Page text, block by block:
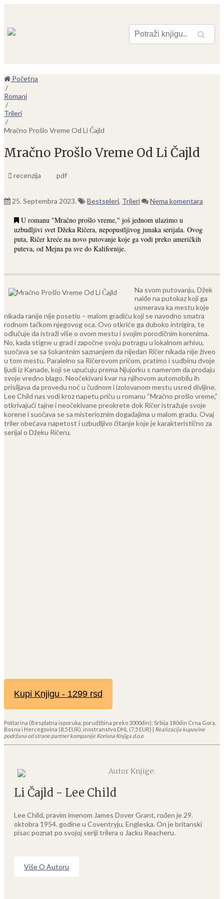
Pretraga
Početna
/
Romani
/
Trileri
/
Mračno Prošlo Vreme Od Li Čajld
Mračno Prošlo Vreme Od Li Čajld
recenzija pdf
25. Septembra 2023. Bestseleri, Trileri Nema komentara
U romanu "Mračno prošlo vreme," još jednom ulazimo u
uzbudljivi svet Džeka Ričera, nepopustljivog junaka serijala. Ovog
puta, Ričer kreće na novo putovanje koje ga vodi preko američkih
puteva, od Mejna pa sve do Kalifornije.
Na svom putovanju, Džek
naiđe na putokaz koji ga
usmerava ka mestu koje
nikada ranije nije posetio – malom gradiću koji se navodno smatra
rodnom tačkom njegovog oca. Ovo otkriće ga duboko intrigira, te
odlučuje da istraži više o ovom mestu i svojim porodičnim korenima.
No, kada stigne u grad i započne svoju potragu u lokalnom arhivu,
suočava se sa šokantnim saznanjem da nijedan Ričer nikada nije živeo
u tom mestu. Paralelno sa Ričerovom pričom, pratimo i sudbinu dvoje
ljudi iz Kanade, koji se upućuju prema Njujorku s namerom da prodaju
svoje vredno blago. Neočekivani kvar na njihovom automobilu ih
prisiljava da provedu noć u čudnom i izolovanom mestu usred divljine.
Lee Child nas vodi kroz napetu priču u romanu “Mračno prošlo vreme,”
otkrivajući tajne i neočekivane preokrete dok Ričer istražuje svoje
korene i suočava se sa misterioznim događajima u malom gradu. Ovaj
triler obećava napetost i uzbudljivo čitanje koje je karakteristično za
serijal o Džeku Ričeru.
Kupi Knjigu - 1299 rsd
Poštarina (Besplatna isporuka, porudžbina preko 3000din): Srbija 180din Crna Gora,
Bosna i Hercegovina (8,5 EUR), inostranstvo DHL (7,5 EUR) | Realizacija kupovine
podržana od strane partner kompanije Korisna Knjiga d.o.o
Autor Knjige:
Li Čajld - Lee Child
Lee Child, pravim imenom James Dover Grant, rođen je 29.
oktobra 1954. godine u Coventryju, Engleska. On je britanski
pisac poznat po svojoj seriji trilera o Jacku Reacheru.
Više O Autoru